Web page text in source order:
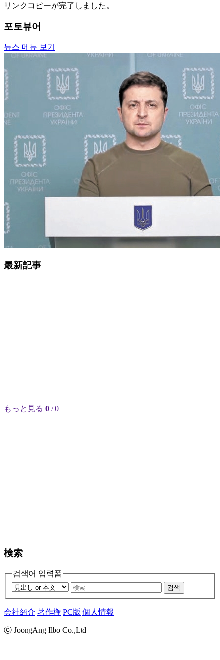
リンクコピーが完了しました。
포토뷰어
뉴스 메뉴 보기
最新記事
もっと見る 0 / 0
検索
검색어 입력폼
검색
会社紹介 著作権 PC版 個人情報
ⓒ JoongAng Ilbo Co.,Ltd